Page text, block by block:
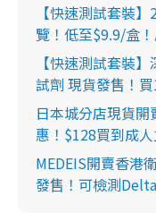
【快速測試套裝
覽！低至$9.9/盒
【快速測試套裝
試劑 現貨發售！
日本城分店現貨
惠！$128買到成
MEDEIS開賣香港
發售！可檢測